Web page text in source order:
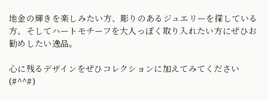
地金の輝きを楽しみたい方、彫りのあるジュエリーを探している
方、そしてハートモチーフを大人っぽく取り入れたい方にぜひお
勧めしたい逸品。
心に残るデザインをぜひコレクションに加えてみてください
(#^^#)